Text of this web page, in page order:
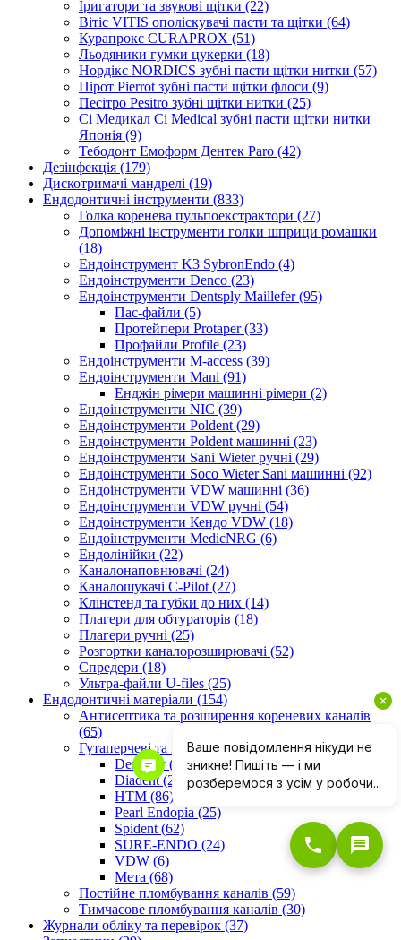
Іригатори та звукові щітки (22)
Вітіс VITIS ополіскувачі пасти та щітки (64)
Курапрокс CURAPROX (51)
Льодяники гумки цукерки (18)
Нордікс NORDICS зубні пасти щітки нитки (57)
Пірот Pierrot зубні пасти щітки флоси (9)
Песітро Pesitro зубні щітки нитки (25)
Сі Медикал Ci Medical зубні пасти щітки нитки
Японія (9)
Тебодонт Емоформ Дентек Paro (42)
Дезінфекція (179)
Дискотримачі мандрелі (19)
Ендодонтичні інструменти (833)
Голка коренева пульпоекстрактори (27)
Допоміжні інструменти голки шприци ромашки
(18)
Ендоінструмент K3 SybronEndo (4)
Ендоінструменти Denco (23)
Ендоінструменти Dentsply Maillefer (95)
Пас-файли (5)
Протейпери Protaper (33)
Профайли Profile (23)
Ендоінструменти M-access (39)
Ендоінструменти Mani (91)
Енджін рімери машинні рімери (2)
Ендоінструменти NIC (39)
Ендоінструменти Poldent (29)
Ендоінструменти Poldent машинні (23)
Ендоінструменти Sani Wieter ручні (29)
Ендоінструменти Soco Wieter Sani машинні (92)
Ендоінструменти VDW машинні (36)
Ендоінструменти VDW ручні (54)
Ендоінструменти Кендо VDW (18)
Ендоінструменти МedicNRG (6)
Ендолінійки (22)
Каналонаповнювачі (24)
Каналошукачі C-Pilot (27)
Клінстенд та губки до них (14)
Плагери для обтураторів (18)
Плагери ручні (25)
Розгортки каналорозширювачі (52)
Спредери (18)
Ультра-файли U-files (25)
Ендодонтичні матеріали (154)
Антисептика та розширення кореневих каналів
(65)
Гутаперчеві та паперові штифти (318)
Dentsply (20)
Diadent (25)
HTM (86)
Pearl Endopia (25)
Spident (62)
SURE-ENDO (24)
VDW (6)
Мета (68)
Постійне пломбування каналів (59)
Тимчасове пломбування каналів (30)
Журнали обліку та перевірок (37)